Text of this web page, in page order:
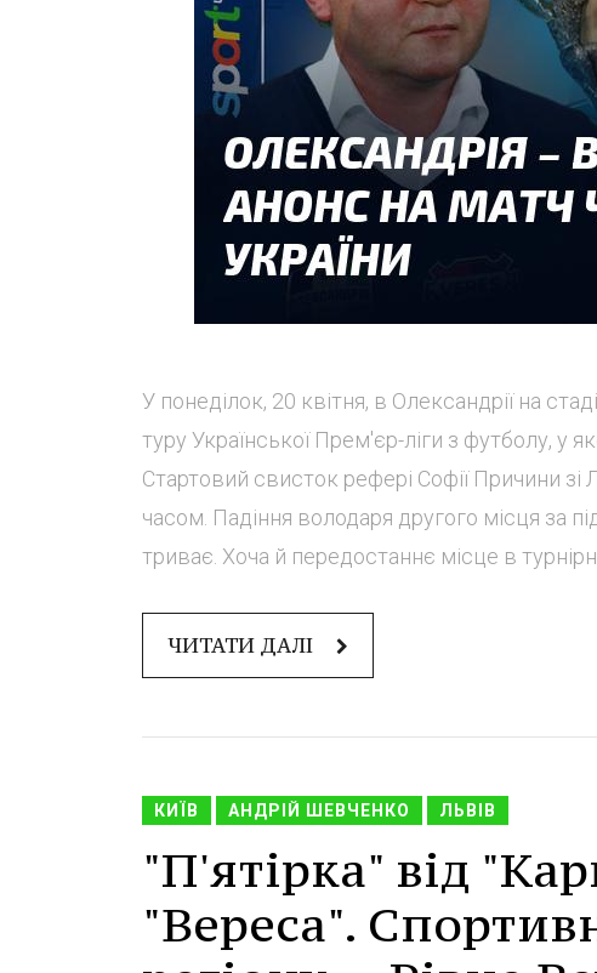
У понеділок, 20 квітня, в Олександрії на
туру Української Прем'єр-ліги з футболу, у
Стартовий свисток рефері Софії Причини зі
часом. Падіння володаря другого місця за
триває. Хоча й передостаннє місце в
ЧИТАТИ ДАЛІ
КИЇВ АНДРІЙ ШЕВЧЕНКО ЛЬВІВ
"П'ятірка" від
"Вереса".